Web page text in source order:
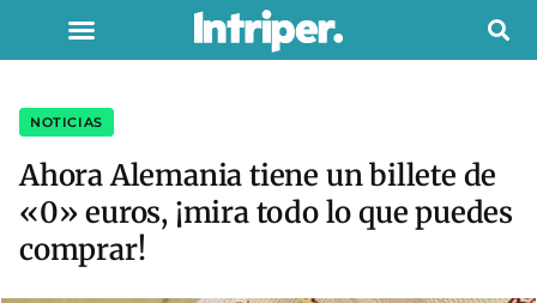
NOTICIAS
Ahora Alemania tiene un billete de
«0» euros, ¡mira todo lo que puedes
comprar!